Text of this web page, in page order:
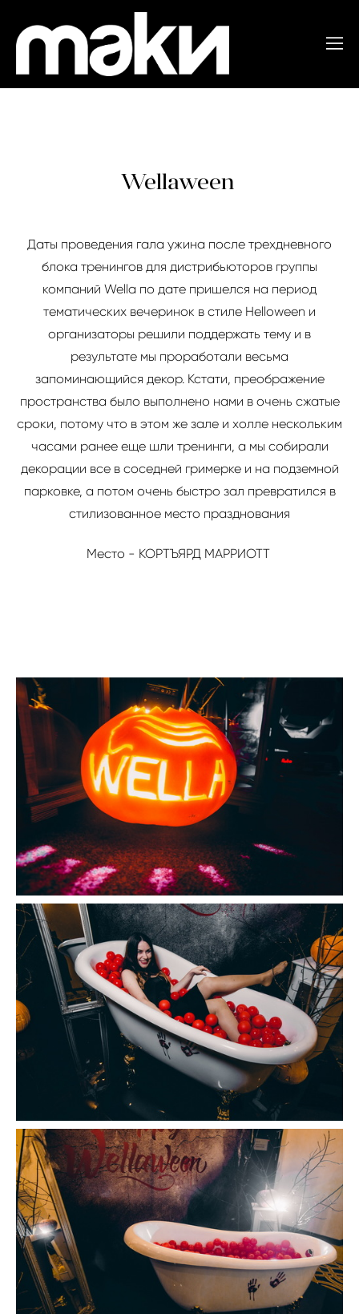
Wellaween
Даты проведения гала ужина после трехдневного
блока тренингов для дистрибьюторов группы
компаний Wella по дате пришелся на период
тематических вечеринок в стиле Helloween и
организаторы решили поддержать тему и в
результате мы проработали весьма
запоминающийся декор. Кстати, преображение
пространства было выполнено нами в очень сжатые
сроки, потому что в этом же зале и холле нескольким
часами ранее еще шли тренинги, а мы собирали
декорации все в соседней гримерке и на подземной
парковке, а потом очень быстро зал превратился в
стилизованное место празднования
Место - КОРТЪЯРД МАРРИОТТ